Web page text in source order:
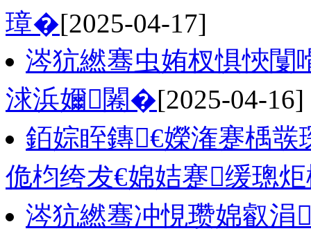
璋�[2025-04-17]
涔犺繎骞虫姷杈惧悏
浗浜嬭闂�[2025-04-16]
銆婃眰鏄€嬫潅蹇楀
佹枃绔犮€婂姞蹇缓璁
涔犺繎骞冲悓瓒婂叡涓